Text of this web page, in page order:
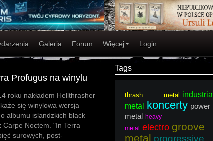
Galeria Forum Więcej Login
Profugus na winylu
roku nakładem Hellthrasher
się winylowa wersja
albumu islandzkich black
Carpe Noctem. "In Terra
surowych, post-
Tags
thrash metal industrial
metal
koncerty power
metal heavy
metal electro groove
metal progressive